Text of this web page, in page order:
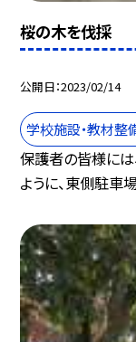
桜の木を伐採
公開日 2023/02/14
学校施設・教材整
保護者の皆様には
ように、東側駐車